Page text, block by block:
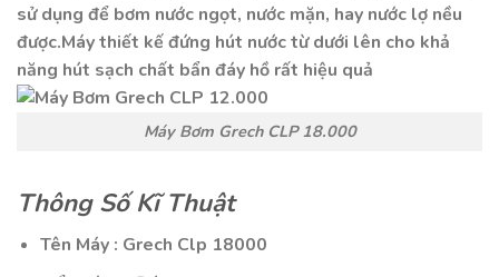
sử dụng để bơm nước ngọt, nước mặn, hay nước lợ nều
được.Máy thiết kế đứng hút nước từ dưới lên cho khả
năng hút sạch chất bẩn đáy hồ rất hiệu quả
Máy Bơm Grech CLP 18.000
Thông Số Kĩ Thuật
Tên Máy : Grech Clp 18000